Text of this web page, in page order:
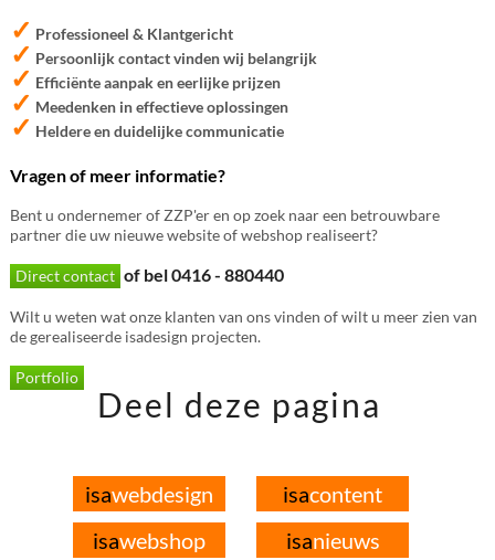
✓ Professioneel & Klantgericht
✓ Persoonlijk contact vinden wij belangrijk
✓ Efficiënte aanpak en eerlijke prijzen
✓ Meedenken in effectieve oplossingen
✓ Heldere en duidelijke communicatie
Vragen of meer informatie?
Bent u ondernemer of ZZP'er en op zoek naar een betrouwbare
partner die uw nieuwe website of webshop realiseert?
Direct contact of bel 0416 - 880440
Wilt u weten wat onze klanten van ons vinden of wilt u meer zien van
de gerealiseerde isadesign projecten.
Portfolio
Deel deze pagina
isawebdesign isacontent
isawebshop isanieuws